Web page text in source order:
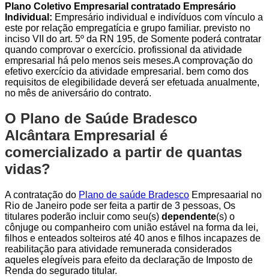
Plano Coletivo Empresarial contratado Empresário
Individual: Empresário individual e indivíduos com vínculo a
este por relação empregatícia e grupo familiar. previsto no
inciso VII do art. 5º da RN 195, de Somente poderá contratar
quando comprovar o exercício. profissional da atividade
empresarial há pelo menos seis meses.A comprovação do
efetivo exercício da atividade empresarial. bem como dos
requisitos de elegibilidade deverá ser efetuada anualmente,
no mês de aniversário do contrato.
O Plano de Saúde Bradesco
Alcântara Empresarial é
comercializado a partir de quantas
vidas?
A contratação do Plano de saúde Bradesco Empresaarial no
Rio de Janeiro pode ser feita a partir de 3 pessoas, Os
titulares poderão incluir como seu(s) dependente(s) o
cônjuge ou companheiro com união estável na forma da lei,
filhos e enteados solteiros até 40 anos e filhos incapazes de
reabilitação para atividade remunerada considerados
aqueles elegíveis para efeito da declaração de Imposto de
Renda do segurado titular.